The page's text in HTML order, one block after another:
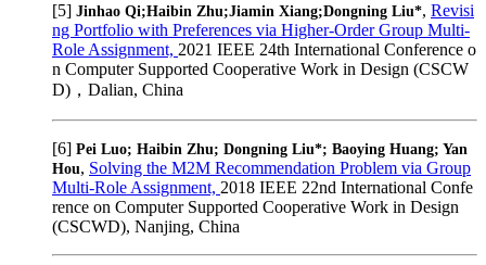
[5] Jinhao Qi;Haibin Zhu;Jiamin Xiang;Dongning Liu*, Revisi
ng Portfolio with Preferences via Higher-Order Group Multi-
Role Assignment, 2021 IEEE 24th International Conference o
n Computer Supported Cooperative Work in Design (CSCW
D)，Dalian, China
[6] Pei Luo; Haibin Zhu; Dongning Liu*; Baoying Huang; Yan
Hou, Solving the M2M Recommendation Problem via Group
Multi-Role Assignment, 2018 IEEE 22nd International Confe
rence on Computer Supported Cooperative Work in Design
(CSCWD), Nanjing, China